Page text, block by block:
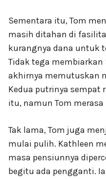
Sementara itu, Tom
masih ditahan di
kurangnya dana untuk
Tidak tega membiarkan
akhirnya memutuskan
Kedua putrinya sempat
itu, namun Tom
Tak lama, Tom juga
mulai pulih. Kathleen
masa pensiunnya
begitu ada pengganti.